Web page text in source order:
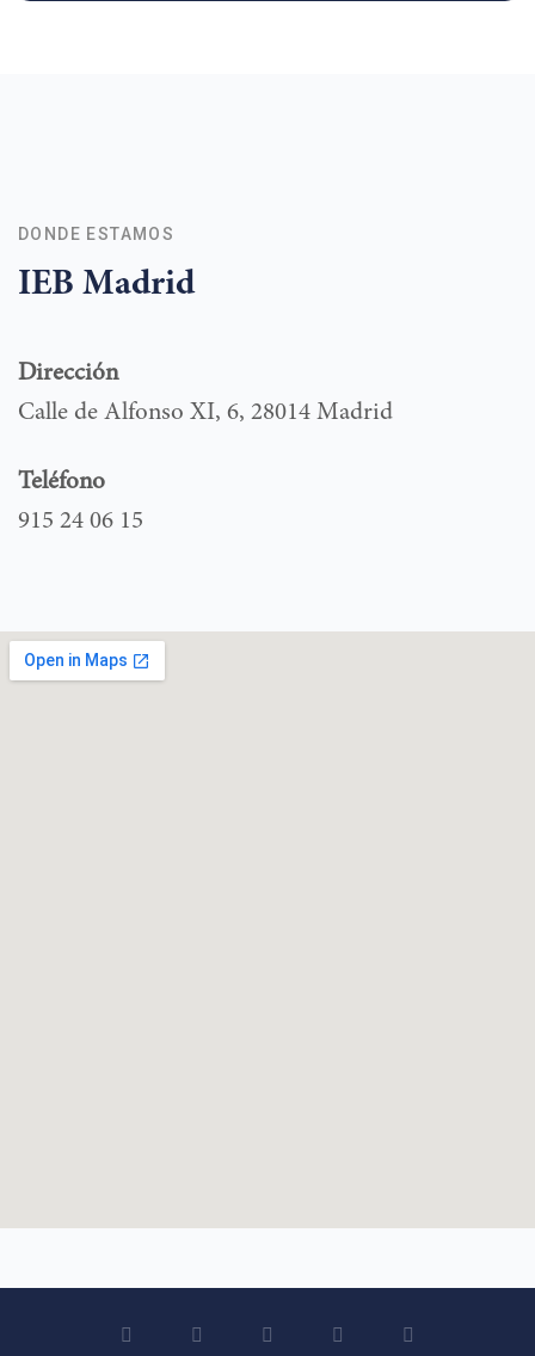
DONDE ESTAMOS
IEB Madrid
Dirección
Calle de Alfonso XI, 6, 28014 Madrid
Teléfono
915 24 06 15